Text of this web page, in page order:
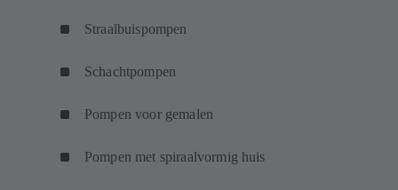
Straalbuispompen
Schachtpompen
Pompen voor gemalen
Pompen met spiraalvormig huis